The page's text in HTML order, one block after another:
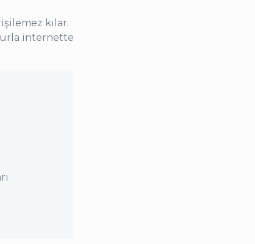
kılar.
internette